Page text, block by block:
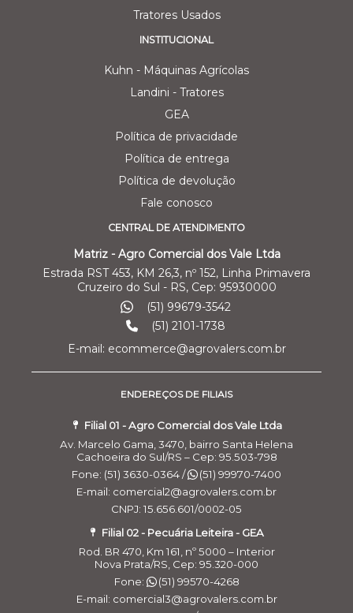
Tratores Usados
INSTITUCIONAL
Kuhn - Máquinas Agrícolas
Landini - Tratores
GEA
Política de privacidade
Política de entrega
Política de devolução
Fale conosco
CENTRAL DE ATENDIMENTO
Matriz - Agro Comercial dos Vale Ltda
Estrada RST 453, KM 26,3, nº 152, Linha Primavera
Cruzeiro do Sul - RS, Cep: 95930000
(51) 99679-3542
(51) 2101-1738
E-mail: ecommerce@agrovalers.com.br
ENDEREÇOS DE FILIAIS
Filial 01 - Agro Comercial dos Vale Ltda
Av. Marcelo Gama, 3470, bairro Santa Helena
Cachoeira do Sul/RS – Cep: 95.503-798
Fone: (51) 3630-0364 /
(51) 99970-7400
E-mail: comercial2@agrovalers.com.br
CNPJ: 15.656.601/0002-05
Filial 02 - Pecuária Leiteira - GEA
Rod. BR 470, Km 161, nº 5000 – Interior
Nova Prata/RS, Cep: 95.320-000
Fone:
(51) 99570-4268
E-mail: comercial3@agrovalers.com.br